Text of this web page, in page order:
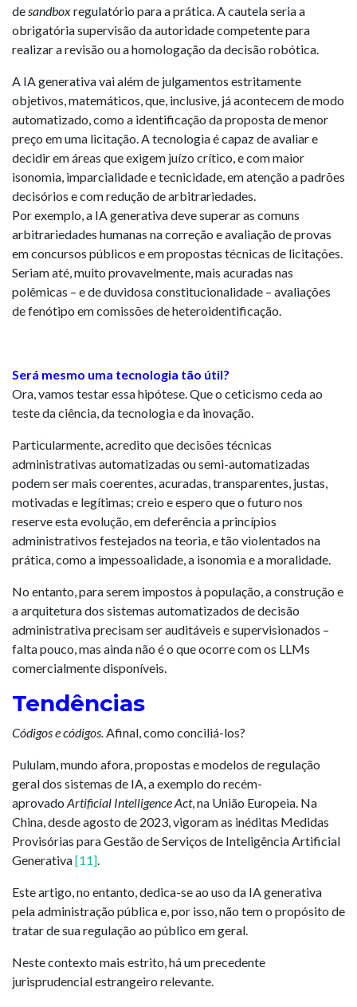
desandboxregulatório para a prática. A cautela seria a
obrigatória supervisão da autoridade competente para
realizar a revisão ou a homologação da decisão robótica.
A IA generativa vai além de julgamentos estritamente
objetivos, matemáticos, que, inclusive, já acontecem de modo
automatizado, como a identificação da proposta de menor
preço em uma licitação. A tecnologia é capaz de avaliar e
decidir em áreas que exigem juízo crítico, e com maior
isonomia, imparcialidade e tecnicidade, em atenção a padrões
decisórios e com redução de arbitrariedades.
Por exemplo, a IA generativa deve superar as comuns
arbitrariedades humanas na correção e avaliação de provas
em concursos públicos e em propostas técnicas de licitações.
Seriam até, muito provavelmente, mais acuradas nas
polêmicas – e de duvidosa constitucionalidade – avaliações
de fenótipo em comissões de heteroidentificação.
Será mesmo uma tecnologia tão útil?
Ora, vamos testar essa hipótese. Que o ceticismo ceda ao
teste da ciência, da tecnologia e da inovação.
Particularmente, acredito que decisões técnicas
administrativas automatizadas ou semi-automatizadas
podem ser mais coerentes, acuradas, transparentes, justas,
motivadas e legítimas; creio e espero que o futuro nos
reserve esta evolução, em deferência a princípios
administrativos festejados na teoria, e tão violentados na
prática, como a impessoalidade, a isonomia e a moralidade.
No entanto, para serem impostos à população, a construção e
a arquitetura dos sistemas automatizados de decisão
administrativa precisam ser auditáveis e supervisionados –
falta pouco, mas ainda não é o que ocorre com os LLMs
comercialmente disponíveis.
Tendências
Códigos e códigos.Afinal, como conciliá-los?
Pululam, mundo afora, propostas e modelos de regulação
geral dos sistemas de IA, a exemplo do recém-
aprovado Artificial Intelligence Act, na União Europeia. Na
China, desde agosto de 2023, vigoram as inéditas Medidas
Provisórias para Gestão de Serviços de Inteligência Artificial
Generativa[11].
Este artigo, no entanto, dedica-se ao uso da IA generativa
pela administração pública e, por isso, não tem o propósito de
tratar de sua regulação ao público em geral.
Neste contexto mais estrito, há um precedente
jurisprudencial estrangeiro relevante.